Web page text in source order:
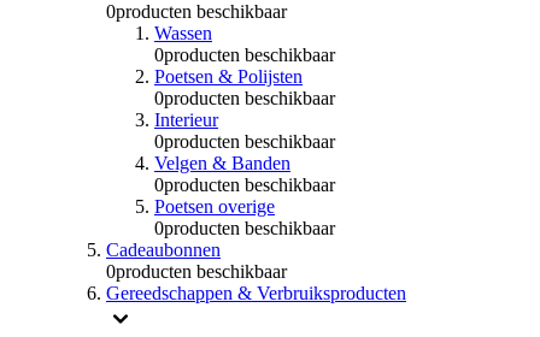
0producten beschikbaar
Wassen
0producten beschikbaar
Poetsen & Polijsten
0producten beschikbaar
Interieur
0producten beschikbaar
Velgen & Banden
0producten beschikbaar
Poetsen overige
0producten beschikbaar
Cadeaubonnen
0producten beschikbaar
Gereedschappen & Verbruiksproducten